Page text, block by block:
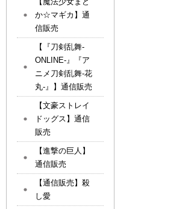
か☆マギカ】通
信販売
【『刀剣乱舞-
ONLINE-』『ア
ニメ刀剣乱舞-花
丸-』】通信販売
【文豪ストレイ
ドッグス】通信
販売
【進撃の巨人】
通信販売
【通信販売】殺
し愛